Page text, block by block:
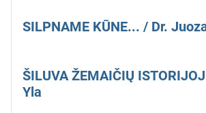
SILPNAME KŪNE... / Dr.
ŠILUVA ŽEMAIČIŲ
Yla